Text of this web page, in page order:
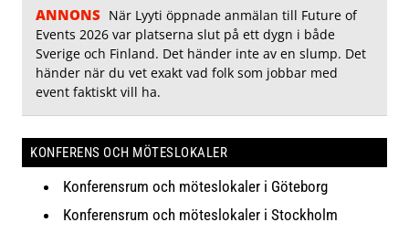
ANNONS När Lyyti öppnade anmälan till Future of
Events 2026 var platserna slut på ett dygn i både
Sverige och Finland. Det händer inte av en slump. Det
händer när du vet exakt vad folk som jobbar med
event faktiskt vill ha.
KONFERENS OCH MÖTESLOKALER
Konferensrum och möteslokaler i Göteborg
Konferensrum och möteslokaler i Stockholm